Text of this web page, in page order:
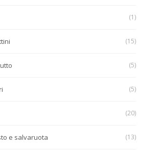
(1)
(15)
(5)
(5)
(20)
e salvaruota (13)